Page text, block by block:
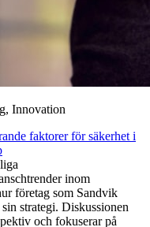
Innovation
faktorer för säkerhet i
inom
företag som Sandvik
strategi. Diskussionen
och fokuserar på